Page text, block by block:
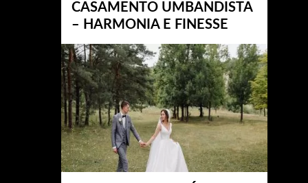
CASAMENTO UMBANDISTA
– HARMONIA E FINESSE